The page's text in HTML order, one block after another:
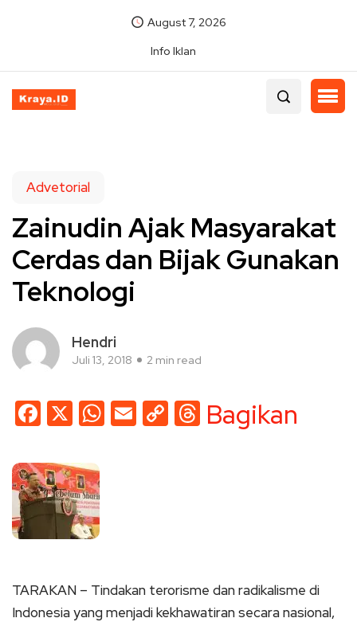
August 7, 2026
Info Iklan
Advetorial
Zainudin Ajak Masyarakat
Cerdas dan Bijak Gunakan
Teknologi
Hendri
Juli 13, 2018 2 min read
Facebook
X WhatsApp
EmailCopyThreads
Bagikan
TARAKAN – Tindakan terorisme dan radikalisme di
Indonesia yang menjadi kekhawatiran secara nasional,